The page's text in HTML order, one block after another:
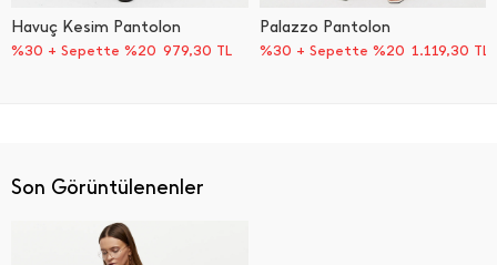
Havuç Kesim Pantolon
%30 + Sepette %20 979,30 TL
Palazzo Pantolon
%30 + Sepette %20 1.119,30 TL
Son Görüntülenenler